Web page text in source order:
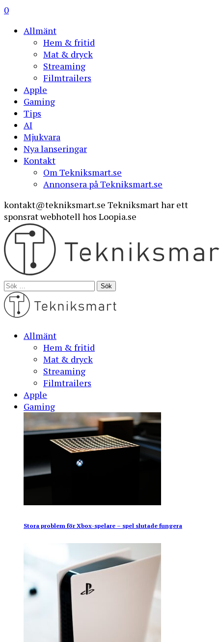
0
Allmänt
Hem & fritid
Mat & dryck
Streaming
Filmtrailers
Apple
Gaming
Tips
AI
Mjukvara
Nya lanseringar
Kontakt
Om Tekniksmart.se
Annonsera på Tekniksmart.se
kontakt@tekniksmart.se Tekniksmart har ett
sponsrat webhotell hos Loopia.se
Sök
efter:
Allmänt
Hem & fritid
Mat & dryck
Streaming
Filmtrailers
Apple
Gaming
Stora problem för Xbox-spelare – spel slutade fungera